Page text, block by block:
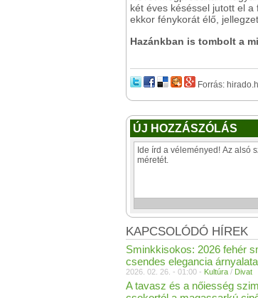
két éves késéssel jutott el
ekkor fénykorát élő,
Hazánkban is tombolt a
Forrás:
ÚJ HOZZÁSZÓLÁS
KAPCSOLÓDÓ HÍREK
Sminkkisokos: 2026 fehér
csendes elegancia
2026. 02. 26. - 01:00 - Kultúra / Divat
A tavasz és a nőiesség